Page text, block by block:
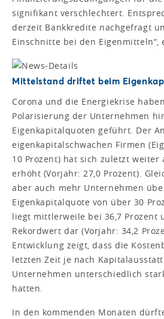
signifikant verschlechtert.
derzeit Bankkredite nachgefragt
Einschnitte bei den Eigenmitteln“,
Mittelstand driftet beim
Corona und die Energiekrise
Polarisierung der Unternehmen
Eigenkapitalquoten geführt. Der
eigenkapitalschwachen Firmen
10 Prozent) hat sich zuletzt weiter
erhöht (Vorjahr: 27,0 Prozent).
aber auch mehr Unternehmen
Eigenkapitalquote von über 30
liegt mittlerweile bei 36,7 Prozent
Rekordwert dar (Vorjahr: 34,2
Entwicklung zeigt, dass die
letzten Zeit je nach
Unternehmen unterschiedlich
hatten.
In den kommenden Monaten